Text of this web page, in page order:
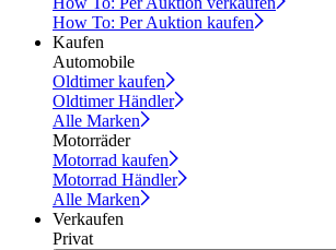
How To: Per Auktion kaufen
Kaufen
Automobile
Oldtimer kaufen
Oldtimer Händler
Alle Marken
Motorräder
Motorrad kaufen
Motorrad Händler
Alle Marken
Verkaufen
Privat